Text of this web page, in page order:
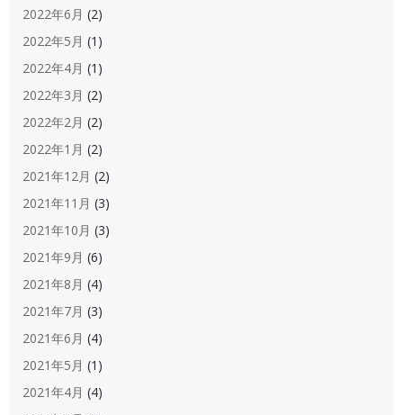
2022年6月 (2)
2022年5月 (1)
2022年4月 (1)
2022年3月 (2)
2022年2月 (2)
2022年1月 (2)
2021年12月 (2)
2021年11月 (3)
2021年10月 (3)
2021年9月 (6)
2021年8月 (4)
2021年7月 (3)
2021年6月 (4)
2021年5月 (1)
2021年4月 (4)